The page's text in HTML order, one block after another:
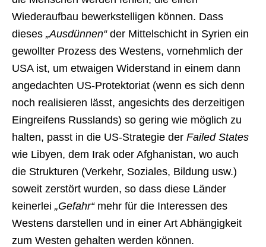
Wiederaufbau bewerkstelligen können. Dass
dieses „Ausdünnen“der Mittelschicht in Syrien ein
gewollter Prozess des Westens, vornehmlich der
USA ist, um etwaigen Widerstand in einem dann
angedachten US-Protektoriat (wenn es sich denn
noch realisieren lässt, angesichts des derzeitigen
Eingreifens Russlands) so gering wie möglich zu
halten, passt in die US-Strategie der Failed States
wie Libyen, dem Irak oder Afghanistan, wo auch
die Strukturen (Verkehr, Soziales, Bildung usw.)
soweit zerstört wurden, so dass diese Länder
keinerlei „Gefahr“mehr für die Interessen des
Westens darstellen und in einer Art Abhängigkeit
zum Westen gehalten werden können.